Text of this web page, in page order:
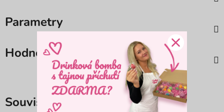
Parametry
Hodnocení
Související produkty